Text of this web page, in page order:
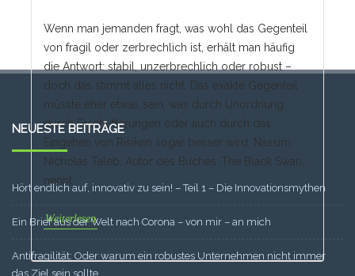
Wenn man jemanden fragt, was wohl das Gegenteil
von fragil oder zerbrechlich ist, erhält man häufig
die Antwort: stabil, unzerbrechlich oder robust –
doch das stimmt alles nicht. Das exakte Gegenteil
müsste eher etwas sein, was durch Unordnung,
durch Erschütterungen oder auch durch das
Eingehen von Risiken sogar besser wird. Nassim
Nicholas Taleb, Autor des Buches ‚The Black Swan‚,
nennt
Weiterlesen
NEUESTE BEITRÄGE
Hört endlich auf, innovativ zu sein! – Teil 1 – Die Innovationsmythen
Ein Brief aus der Welt nach Corona – von mir – an mich
Antifragilität: Oder warum ein robustes Unternehmen nicht immer
das Ziel sein sollte